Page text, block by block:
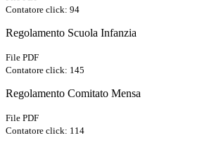
Contatore click: 94
Regolamento Scuola Infanzia
File PDF
Contatore click: 145
Regolamento Comitato Mensa
File PDF
Contatore click: 114